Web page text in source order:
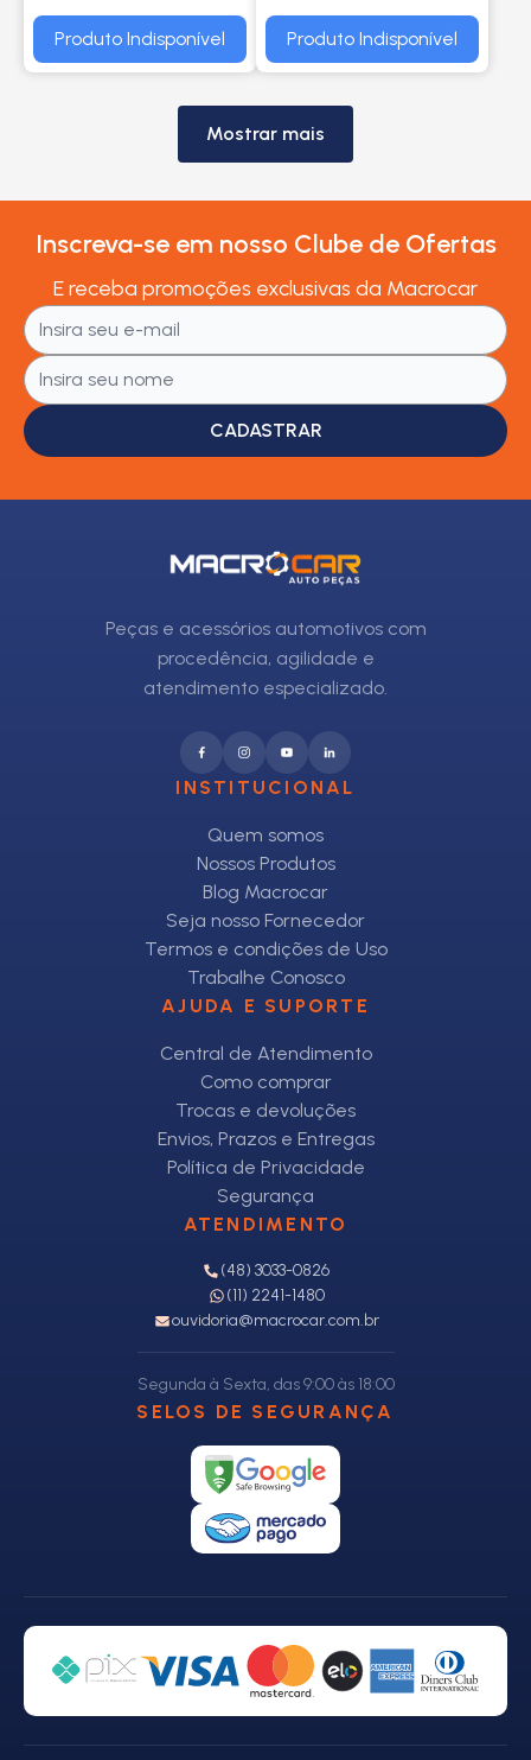
DIANTE / FIAT MAREA -
FILTROS BRASIL
Produto Indisponível
A 1999 / IBIZA 1993 A 2002 -
FILTROS BRASIL
Produto Indisponível
Mostrar mais
Inscreva-se em nosso Clube de Ofertas
E receba promoções exclusivas da Macrocar
CADASTRAR
Peças e acessórios automotivos com
procedência, agilidade e
atendimento especializado.
INSTITUCIONAL
Quem somos
Nossos Produtos
Blog Macrocar
Seja nosso Fornecedor
Termos e condições de Uso
Trabalhe Conosco
AJUDA E SUPORTE
Central de Atendimento
Como comprar
Trocas e devoluções
Envios, Prazos e Entregas
Política de Privacidade
Segurança
ATENDIMENTO
(48) 3033-0826
(11) 2241-1480
ouvidoria@macrocar.com.br
Segunda à Sexta, das 9:00 às 18:00
SELOS DE SEGURANÇA